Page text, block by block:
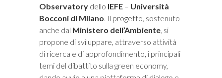
Observatory dello IEFE – Università
Bocconi di Milano. Il progetto, sostenuto
anche dal Ministero dell’Ambiente, si
propone di sviluppare, attraverso attività
di ricerca e di approfondimento, i principali
temi del dibattito sulla green economy,